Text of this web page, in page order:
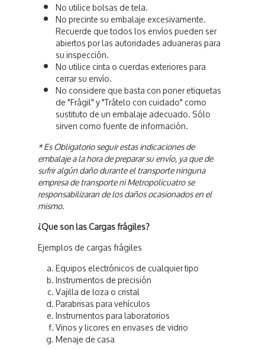
No utilice bolsas de tela.
No precinte su embalaje excesivamente.
Recuerde que todos los envíos pueden ser
abiertos por las autoridades aduaneras para
su inspección.
No utilice cinta o cuerdas exteriores para
cerrar su envío.
No considere que basta con poner etiquetas
de "Frágil" y "Trátelo con cuidado" como
sustituto de un embalaje adecuado. Sólo
sirven como fuente de información.
* Es Obligatorio seguir estas indicaciones de
embalaje a la hora de preparar su envío, ya que de
sufrir algún daño durante el transporte ninguna
empresa de transporte ni Metropolicuatro se
responsabilizaran de los daños ocasionados en el
mismo.
¿Que son las Cargas frágiles?
Ejemplos de cargas frágiles
Equipos electrónicos de cualquier tipo
Instrumentos de precisión
Vajilla de loza o cristal
Parabrisas para vehículos
Instrumentos para laboratorios
Vinos y licores en envases de vidrio
Menaje de casa